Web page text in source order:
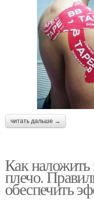
читать дальше →
Как
плечо.
обеспечить